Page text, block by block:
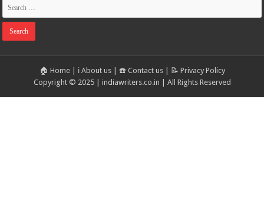
🏠 Home| ℹ️ About us| ☎️ Contact us|
📝 Privacy Policy
Copyright © 2025 | indiawriters.co.in | All Rights Reserved